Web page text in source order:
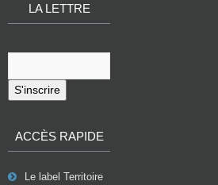
LA LETTRE
S'inscrire
ACCÈS RAPIDE
Le label Territoire